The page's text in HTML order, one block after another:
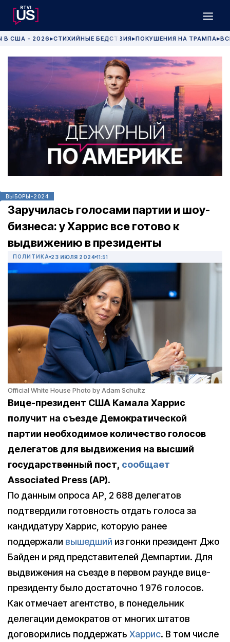
В США - 2026 ▶СТИХИЙНЫЕ БЕДСТВИЯ▶ПОКУШЕНИЯ НА ТРАМПА▶
ВЫБОРЫ-2024
Заручилась голосами партии и шоу-
бизнеса: у Харрис все готово к
выдвижению в президенты
ПОЛИТИКА 23 ИЮЛЯ 2024 11:51
Official White House Photo by Adam Schultz
Вице-президент США Камала Харрис
получит на съезде Демократической
партии необходимое количество голосов
делегатов для выдвижения на высший
государственный пост, сообщает
Associated Press (AP).
По данным опроса АР, 2 688 делегатов
подтвердили готовность отдать голоса за
кандидатуру Харрис, которую ранее
поддержали вышедший из гонки президент Джо
Байден и ряд представителей Демпартии. Для
выдвижения на съезде в первом раунде вице-
президенту было достаточно 1 976 голосов.
Как отмечает агентство, в понедельник
делегации демократов от многих штатов
договорились поддержать Харрис. В том числе